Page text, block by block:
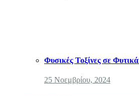
Φυσικές Τοξίνες σε
25 Νοεμβρίου, 2024